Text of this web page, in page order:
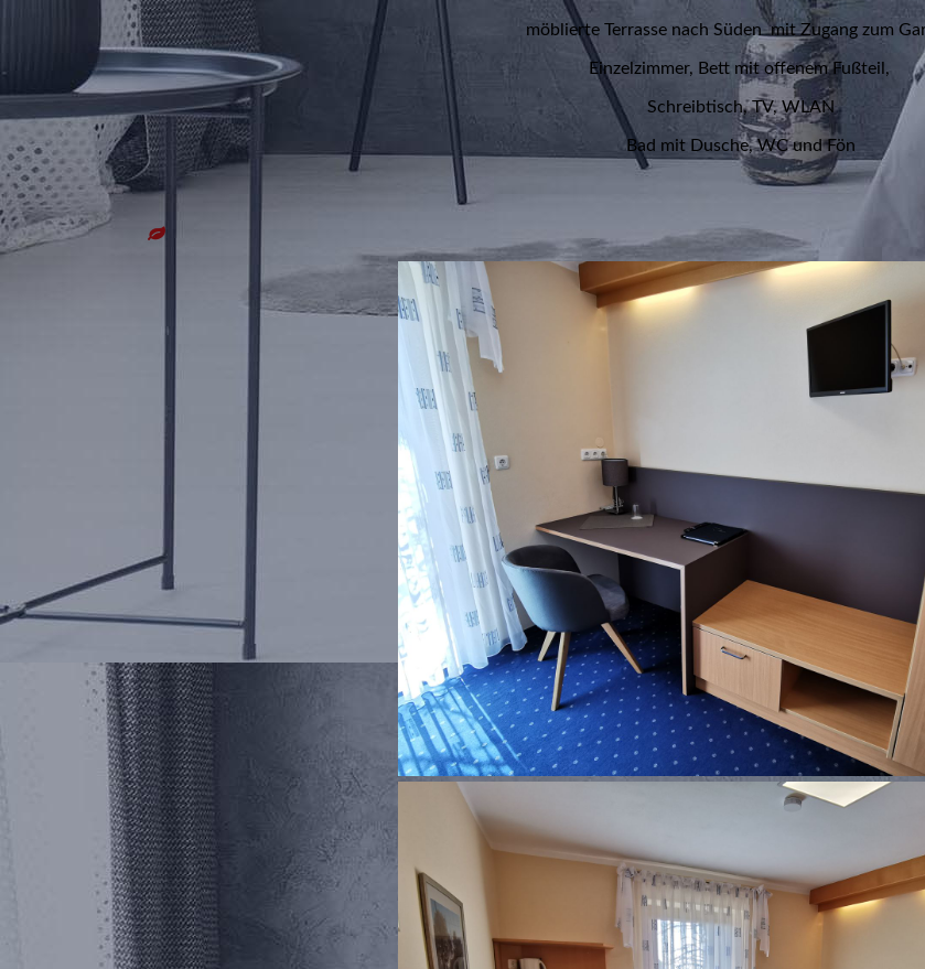
möblierte Terrasse nach Süden mit Zugang zum
Einzelzimmer, Bett mit offenem Fußteil,
Schreibtisch, TV, WLAN
Bad mit Dusche, WC und Fön